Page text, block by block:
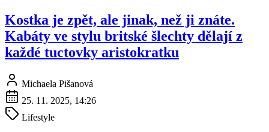
Kostka je zpět, ale jinak, než ji znáte.
Kabáty ve stylu britské šlechty dělají z
každé tuctovky aristokratku
Michaela Pišanová
25. 11. 2025, 14:26
Lifestyle